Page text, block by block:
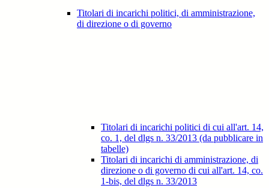
Titolari di incarichi politici, di amministrazione,
di direzione o di governo
Titolari di incarichi politici di cui all'art. 14,
co. 1, del dlgs n. 33/2013 (da pubblicare in
tabelle)
Titolari di incarichi di amministrazione, di
direzione o di governo di cui all'art. 14, co.
1-bis, del dlgs n. 33/2013